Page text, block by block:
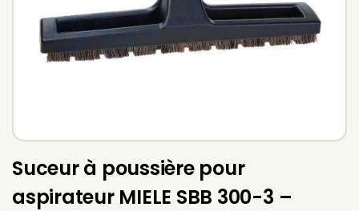
Suceur à poussière pour
aspirateur MIELE SBB 300-3 –